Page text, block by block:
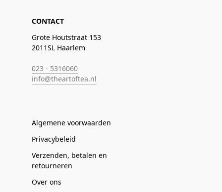
CONTACT
Grote Houtstraat 153
2011SL Haarlem
023 - 5316060
info@theartoftea.nl
Algemene voorwaarden
Privacybeleid
Verzenden, betalen en
retourneren
Over ons